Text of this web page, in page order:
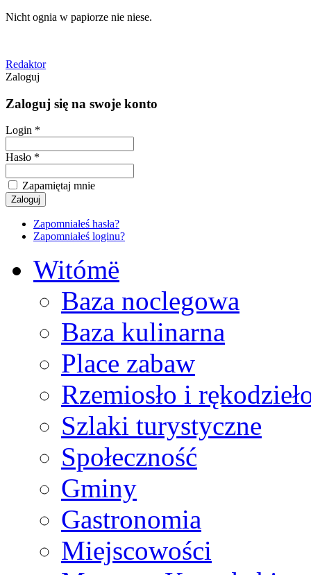
Nicht ognia w papiorze nie niese.
Redaktor
Zaloguj
Zaloguj się na swoje konto
Login *
Hasło *
Zapamiętaj mnie
Zapomniałeś hasła?
Zapomniałeś loginu?
Witómë
Baza noclegowa
Baza kulinarna
Place zabaw
Rzemiosło i
Szlaki turystyczne
Społeczność
Gminy
Gastronomia
Miejscowości